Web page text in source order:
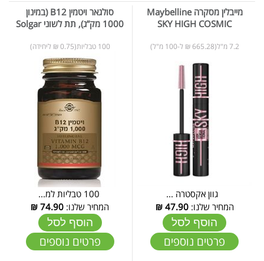
מייבלין מסקרה Maybelline
SKY HIGH COSMIC
7.2 מ"ל(665.28 ₪ ל-100 מ"ל)
גוון אקסטרה ...
המחיר שלנו:47.90
₪
הוסף לסל
פרטים נוספים
סולגאר ויטמין B12 (במינון
1000 מק”ג), תת לשוני Solgar
100 טבליות(0.75 ₪ ליחידה)
המחיר שלנו: 74.90
₪
הוסף לסל
פרטים נוספים